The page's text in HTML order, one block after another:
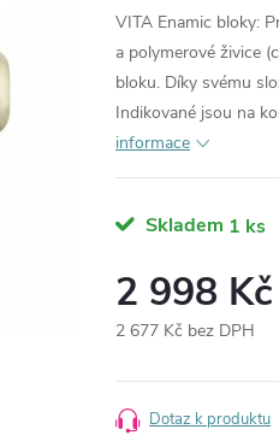
VITA Enamic bloky:
a polymerové živice
bloku. Díky svému
Indikované jsou na
informace
Skladem 1 ks
2 998 Kč
2 677 Kč bez DPH
cena:
Dotaz k produktu